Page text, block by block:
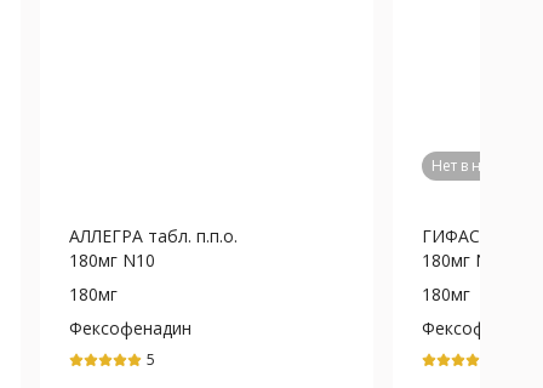
АЛЛЕГРА табл. п.п.о.
180мг N10
180мг
Фексофенадин
5
Нет в наличии
ГИФАСТ табл.
180мг N10
180мг
Фексофенадин